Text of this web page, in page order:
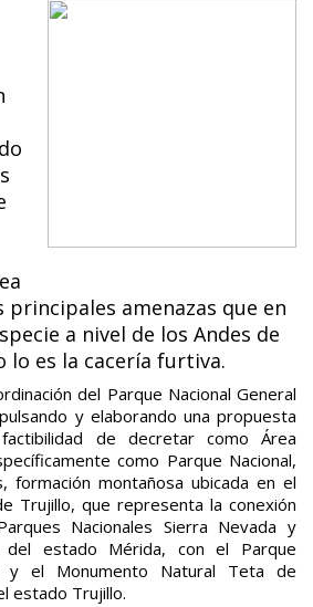
amenazas que en
a nivel de los Andes de
lo es la cacería furtiva.
del Parque Nacional General
y elaborando una propuesta
de decretar como Área
como Parque Nacional,
formación montañosa ubicada en el
Trujillo, que representa la conexión
Nacionales Sierra Nevada y
estado Mérida, con el Parque
y el Monumento Natural Teta de
estado Trujillo.